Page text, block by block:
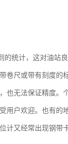
的统计，这对油站
卷尺或带有刻度的
也无法保证精度。
用户欢迎。也有的
计又经常出现钢带